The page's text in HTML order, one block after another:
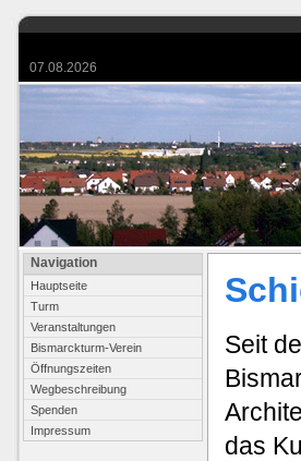
07.08.2026
Navigation
Hauptseite
Turm
Veranstaltungen
Bismarckturm-Verein
Öffnungszeiten
Wegbeschreibung
Spenden
Impressum
Seit
das